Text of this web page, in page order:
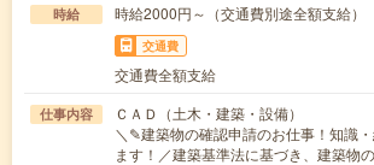
時給 時給2000円～（交通費別途全額支給）
交通費
交通費全額支給
仕事内容
ＣＡＤ（土木・建築・設備）
＼✎建築物の確認申請のお仕事！知識
ます！／建築基準法に基づき、建築物